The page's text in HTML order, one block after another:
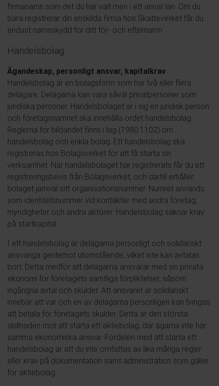
firmanamn som det du har valt men i ett annat län. Om du
bara registrerar din enskilda firma hos Skatteverket får du
endast namnskydd för ditt för- och efternamn.
Handelsbolag
Ägandeskap, personligt ansvar, kapitalkrav
Handelsbolag är en bolagsform som har två eller flera
delägare. Delägarna kan vara såväl privatpersoner som
juridiska personer. Handelsbolaget är i sig en juridisk person
och företagsnamnet ska innehålla ordet handelsbolag.
Reglerna för bildandet finns i lag (1980:1102) om
handelsbolag och enkla bolag. Ett handelsbolag ska
registreras hos Bolagsverket för att få starta sin
verksamhet. När handelsbolaget har registrerats får du ett
registreringsbevis från Bolagsverket, och därtill erhåller
bolaget jämväl sitt organisationsnummer. Numret används
som identitetsnummer vid kontakter med andra företag,
myndigheter och andra aktörer. Handelsbolag saknar krav
på startkapital.
I ett handelsbolag är delägarna personligt och solidariskt
ansvariga gentemot utomstående, vilket inte kan avtalas
bort. Detta medför att delägarna ansvarar med sin privata
ekonomi för företagets samtliga förpliktelser, såsom
ingångna avtal och skulder. Att ansvaret är solidariskt
innebär att var och en av delägarna personligen kan tvingas
att betala för företagets skulder. Detta är den största
skillnaden mot att starta ett aktiebolag, där ägarna inte har
samma ekonomiska ansvar. Fördelen med att starta ett
handelsbolag är att du inte omfattas av lika många regler
eller krav på dokumentation samt administration som gäller
för aktiebolag.